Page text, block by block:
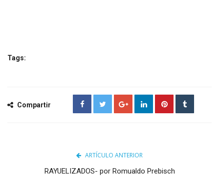
Tags:
Compartir
ARTÍCULO ANTERIOR
RAYUELIZADOS- por Romualdo Prebisch